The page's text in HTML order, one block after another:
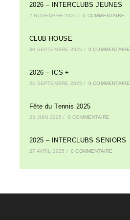
2026 – INTERCLUBS JEUNES
2 NOVEMBRE 2025 / 0 COMMENTAIRE
CLUB HOUSE
30 SEPTEMBRE 2025 / 0 COMMENTAIRE
2026 – ICS +
24 SEPTEMBRE 2025 / 0 COMMENTAIRE
Fête du Tennis 2025
23 JUIN 2025 / 0 COMMENTAIRE
2025 – INTERCLUBS SENIORS
27 AVRIL 2025 / 0 COMMENTAIRE